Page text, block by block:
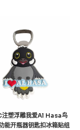
注塑浮雕我爱Al Hasa鸟
能开瓶器钥匙扣冰箱贴组